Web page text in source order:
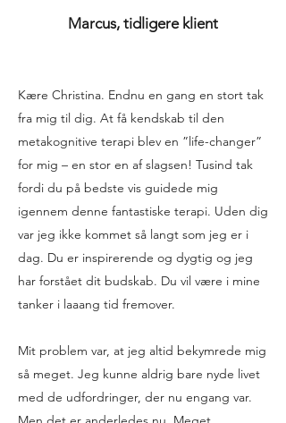
Marcus, tidligere klient
Kære Christina. Endnu en gang en stort tak
fra mig til dig. At få kendskab til den
metakognitive terapi blev en ”life-changer”
for mig – en stor en af slagsen! Tusind tak
fordi du på bedste vis guidede mig
igennem denne fantastiske terapi. Uden dig
var jeg ikke kommet så langt som jeg er i
dag. Du er inspirerende og dygtig og jeg
har forstået dit budskab. Du vil være i mine
tanker i laaang tid fremover.
Mit problem var, at jeg altid bekymrede mig
så meget. Jeg kunne aldrig bare nyde livet
med de udfordringer, der nu engang var.